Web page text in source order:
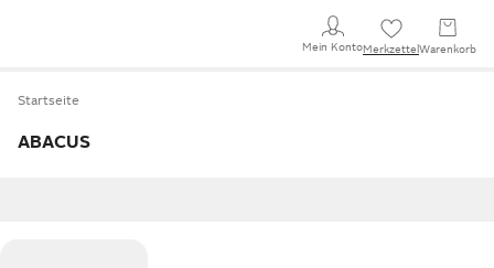
Mein KontoMerkzettel Warenkorb
Startseite
ABACUS